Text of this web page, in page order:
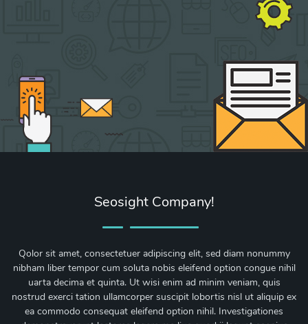
Seosight Company!
Qolor sit amet, consectetuer adipiscing elit, sed diam nonummy
nibham liber tempor cum soluta nobis eleifend option congue nihil
uarta decima et quinta. Ut wisi enim ad minim veniam, quis
nostrud exerci tation ullamcorper suscipit lobortis nisl ut aliquip ex
ea commodo consequat eleifend option nihil. Investigationes